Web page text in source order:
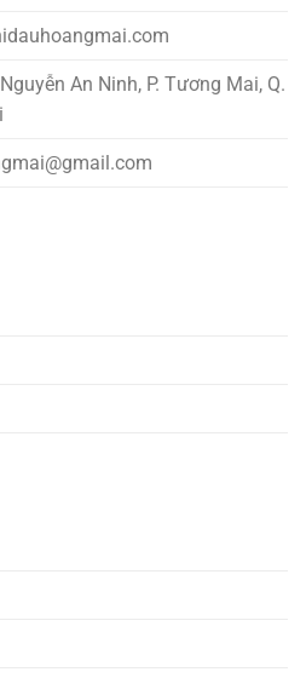
An Ninh, P. Tương Mai, Q.